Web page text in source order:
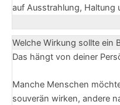
auf Ausstrahlung, Haltung
Welche Wirkung sollte ein
Das hängt von deiner
Manche Menschen
souverän wirken, andere